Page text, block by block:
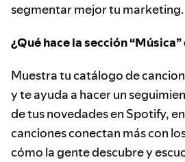
segmentar mejor tu marketing.
¿Qué hace la sección
Muestra tu catálogo de
y te ayuda a hacer un
de tus novedades en Spotify,
canciones conectan más con
cómo la gente descubre y